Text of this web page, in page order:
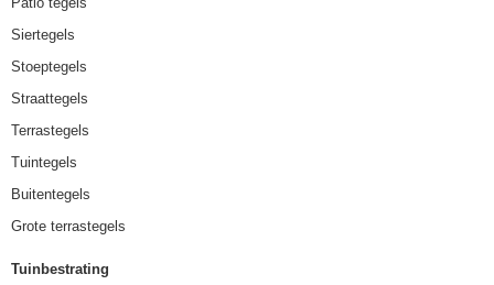
Siertegels
Stoeptegels
Straattegels
Terrastegels
Tuintegels
Buitentegels
Grote terrastegels
Tuinbestrating